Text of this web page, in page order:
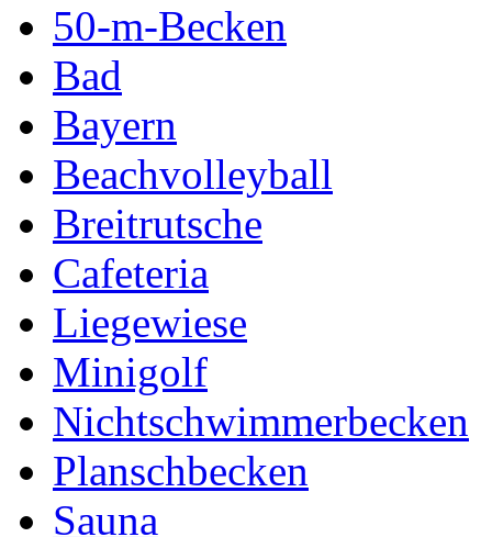
50-m-Becken
Bad
Bayern
Beachvolleyball
Breitrutsche
Cafeteria
Liegewiese
Minigolf
Nichtschwimmerbecken
Planschbecken
Sauna